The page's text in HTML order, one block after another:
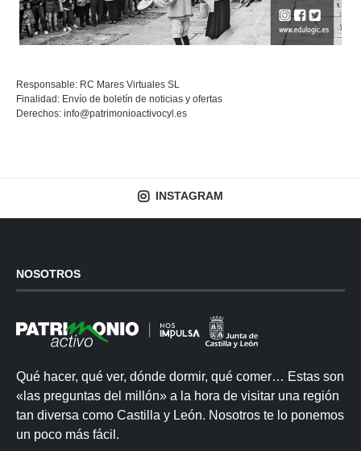
Responsable: RC Mares Virtuales SL
Finalidad: Envío de boletín de noticias y ofertas
Derechos: info@patrimonioactivocyl.es
INSTAGRAM
NOSOTROS
Qué hacer, qué ver, dónde dormir, qué comer… Estas son
«las preguntas del millón» a la hora de visitar una región
tan diversa como Castilla y León. Nosotros te lo ponemos
un poco más fácil.